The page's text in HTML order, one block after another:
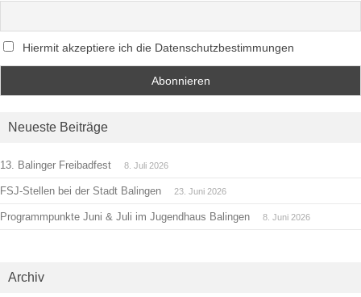
Hiermit akzeptiere ich die Datenschutzbestimmungen
Neueste Beiträge
13. Balinger Freibadfest 8. Juli 2026
FSJ-Stellen bei der Stadt Balingen 23. Juni 2026
Programmpunkte Juni & Juli im Jugendhaus Balingen 8. Juni 2026
Archiv